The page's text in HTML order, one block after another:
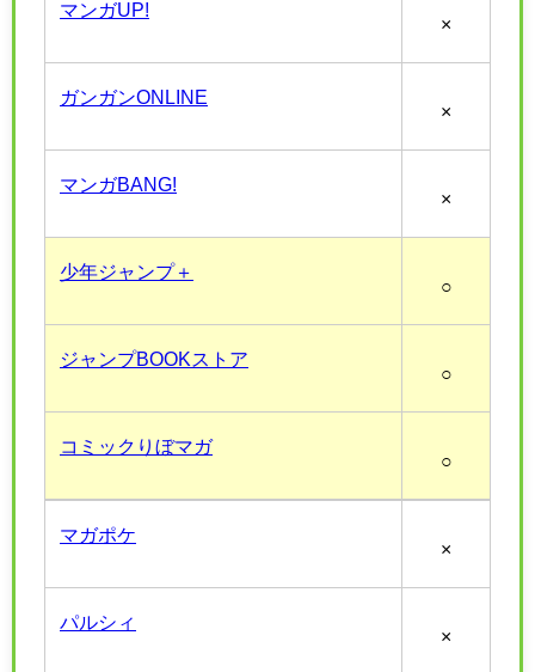
マンガUP!
×
ガンガンONLINE
×
マンガBANG!
×
少年ジャンプ＋
○
ジャンプBOOKストア
○
コミックりぼマガ
○
マガポケ
×
パルシィ
×